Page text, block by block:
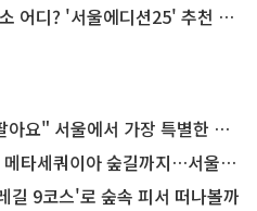
디? '서울에디션25' 추천 코스
울에서 가장 특별한 편의점의 정체
이아 숲길까지…서울둘레길 15코스
길 9코스'로 숲속 피서 떠나볼까